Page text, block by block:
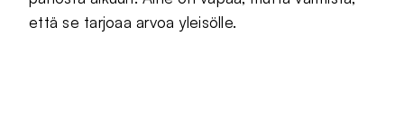
että se tarjoaa arvoa yleisölle.